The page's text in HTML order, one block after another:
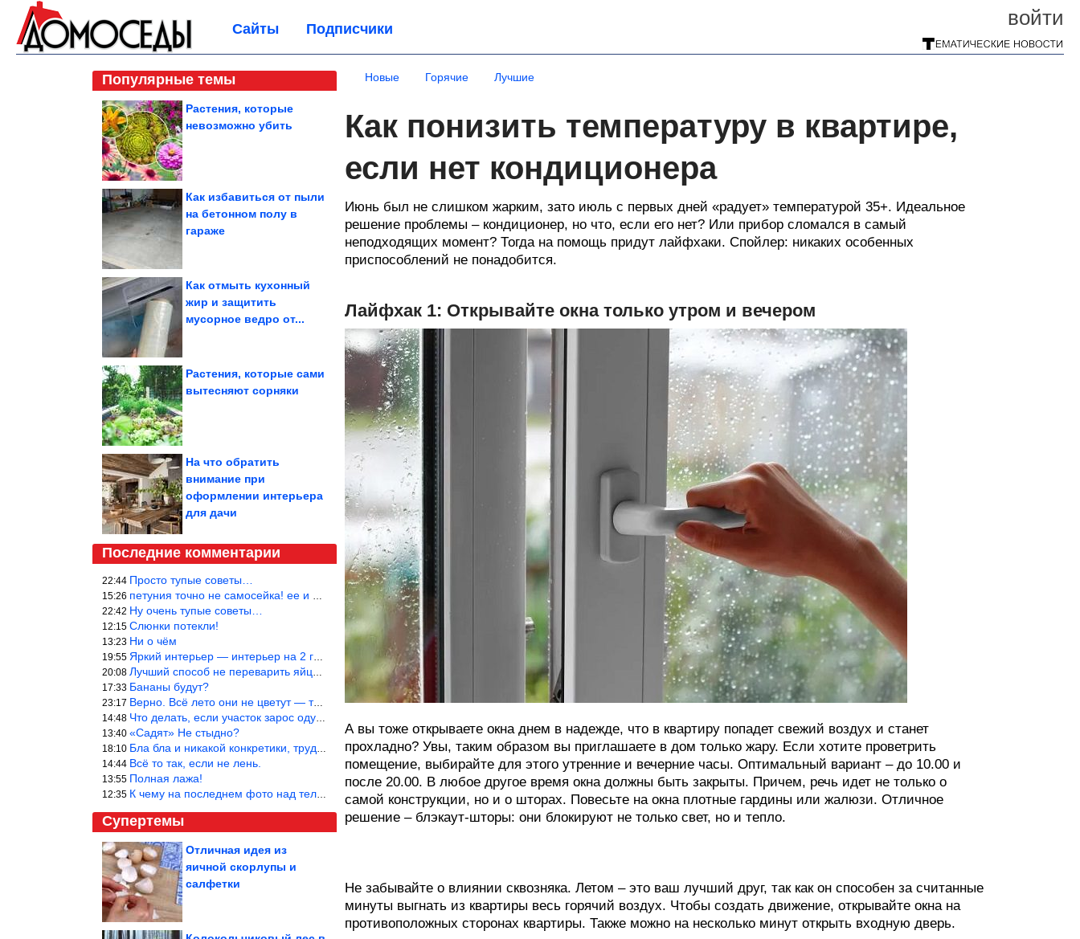
войти
Сайты Подписчики
Популярные темы
Растения, которые
невозможно убить
Как избавиться от пыли
на бетонном полу в
гараже
Как отмыть кухонный
жир и защитить
мусорное ведро от...
Растения, которые сами
вытесняют сорняки
На что обратить
внимание при
оформлении интерьера
для дачи
Последние комментарии
22:44 Просто тупые советы…
15:26 петуния точно не самосейка! ее и из рассады тяжело вырастить!
22:42 Ну очень тупые советы…
12:15 Слюнки потекли!
13:23 Ни о чём
19:55 Яркий интерьер — интерьер на 2 года! Человек должен отдыхать в с
20:08 Лучший способ не переварить яйцо — довести его до кипения и выкл
17:33 Бананы будут?
23:17 Верно. Всё лето они не цветут — только в его начале. Достаточно
14:48 Что делать, если участок зарос одуванчиками — ничего.
13:40 «Садят» Не стыдно?
18:10 Бла бла и никакой конкретики, трудно указать наименование рекоме
14:44 Всё то так, если не лень.
13:55 Полная лажа!
12:35 К чему на последнем фото над телевизором две полки? Делают интер
Супертемы
Милая вещица из
капронового шнура
Отличная идея из
яичной скорлупы и
салфетки
Новые Горячие Лучшие
Как понизить температуру в квартире,
если нет кондиционера
Июнь был не слишком жарким, зато июль с первых дней «радует» температурой 35+. Идеальное
решение проблемы – кондиционер, но что, если его нет? Или прибор сломался в самый
неподходящих момент? Тогда на помощь придут лайфхаки. Спойлер: никаких особенных
приспособлений не понадобится.
Лайфхак 1: Открывайте окна только утром и вечером
А вы тоже открываете окна днем в надежде, что в квартиру попадет свежий воздух и станет
прохладно? Увы, таким образом вы приглашаете в дом только жару. Если хотите проветрить
помещение, выбирайте для этого утренние и вечерние часы. Оптимальный вариант – до 10.00 и
после 20.00. В любое другое время окна должны быть закрыты. Причем, речь идет не только о
самой конструкции, но и о шторах. Повесьте на окна плотные гардины или жалюзи. Отличное
решение – блэкаут-шторы: они блокируют не только свет, но и тепло.
Не забывайте о влиянии сквозняка. Летом – это ваш лучший друг, так как он способен за считанные
минуты выгнать из квартиры весь горячий воздух. Чтобы создать движение, открывайте окна на
противоположных сторонах квартиры. Также можно на несколько минут открыть входную дверь.